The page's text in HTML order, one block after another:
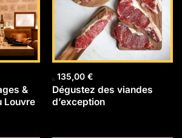
&
Louvre
135,00 €
Dégustez des viandes
d’exception